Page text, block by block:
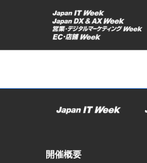
ッ
開催概要